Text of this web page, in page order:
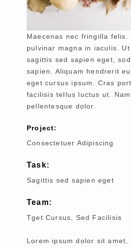
Maecenas nec fringilla felis.
pulvinar magna in iaculis.
sagittis sed sapien eget,
sapien. Aliquam hendrerit
eget cursus ipsum. Cras
facilisis tellus luctus ut.
pellentesque dolor.
Project:
Consectetuer Adipiscing
Task:
Sagittis sed sapien eget
Team:
Tget Cursus, Sed Facilisis
Lorem ipsum dolor sit amet,